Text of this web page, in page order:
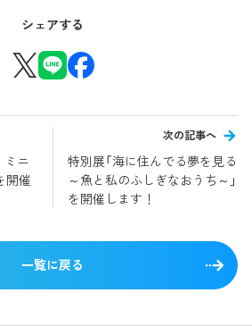
シェアする
ニ
開催
次の記事へ
特別展「海に住んでる夢を見る
～魚と私のふしぎなおうち～」
を開催します！
一覧に戻る